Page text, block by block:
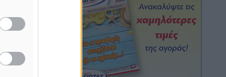
Hotels – Χατζηλαζάρου – Προχωρά
καινούργιο ξενοδοχείο στην Κω
Τοπικές Ειδήσεις • πριν 11 ώρες
Αυτοκίνητο μπήκε παράνομα σε
μονόδρομο στο Μαστιχάρι –